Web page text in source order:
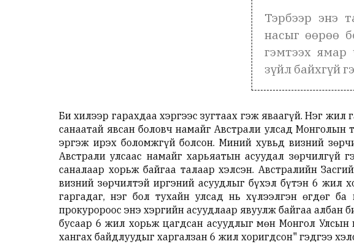
Тэрбээр энэ
насыг өөрөө
гэмтээх ямар
зүйл байхгүй
Би хилээр гарахдаа хэргээс зугтаах гэж яваагүй. Нэг
санаатай явсан боловч намайг Австрали улсад Монголын
эргэж ирэх боломжгүй болсон. Миний хувьд визний
Австрали улсаас намайг харьяатын асуудал зөрчилгүй
саналаар хорьж байгаа талаар хэлсэн. Австралийн
визний зөрчилтэй иргэний асуудлыг бүхэл бүтэн 6 жил
гаргадаг, нэг бол тухайн улсад нь хүлээлгэн өгдөг
прокуророос энэ хэргийн асуудлаар явуулж байгаа
бусаар 6 жил хорьж цагдсан асуудлыг мөн Монгол
хангах байдлуудыг харгалзан 6 жил хоригдсон" гэдгээ